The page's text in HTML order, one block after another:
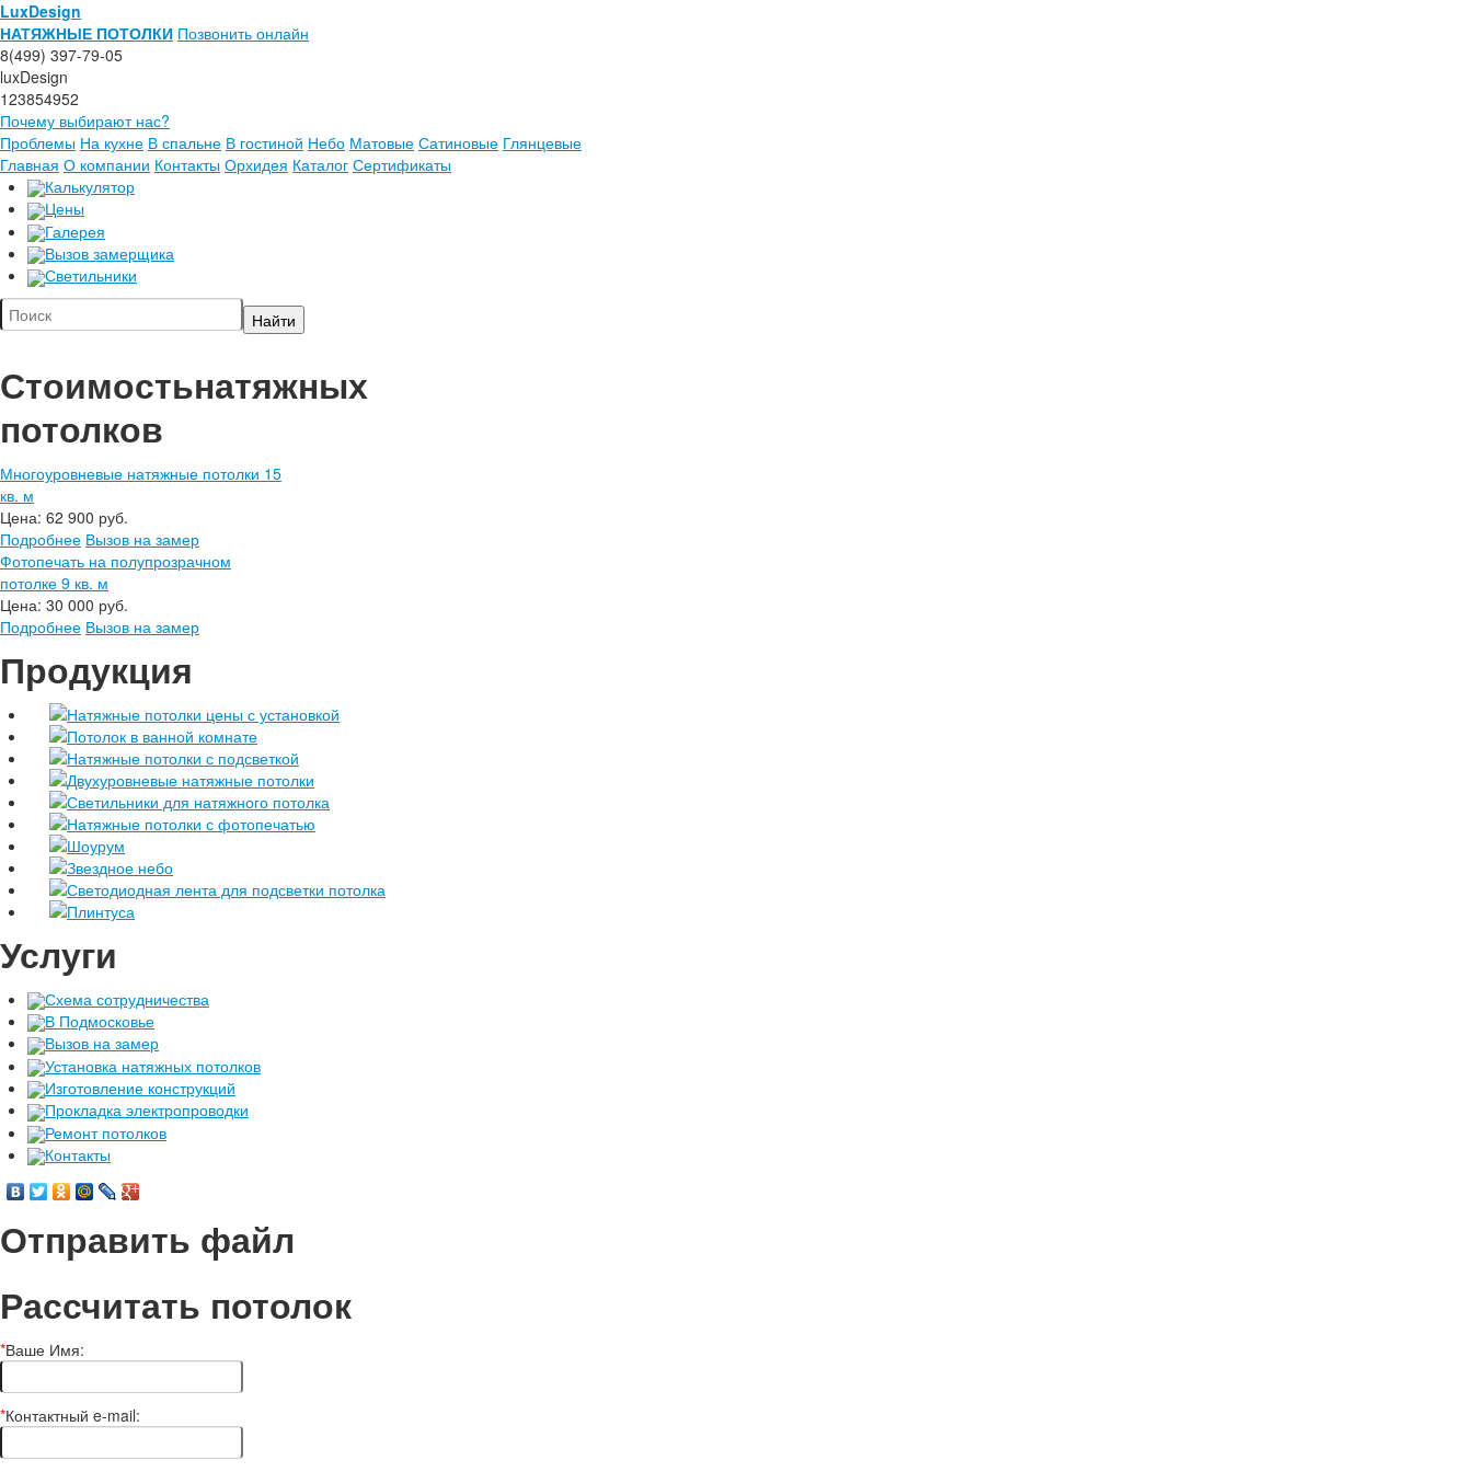
LuxDesign
НАТЯЖНЫЕ ПОТОЛКИ Позвонить онлайн
8(499) 397-79-05
luxDesign
123854952
Почему выбирают нас?
Проблемы На кухне В спальне В гостиной Небо Матовые Сатиновые Глянцевые
Главная О компании Контакты Орхидея Каталог Сертификаты
Калькулятор
Цены
Галерея
Вызов замерщика
Светильники
Стоимостьнатяжных
потолков
Многоуровневые натяжные потолки 15
кв. м
Цена: 62 900 руб.
Подробнее Вызов на замер
Фотопечать на полупрозрачном
потолке 9 кв. м
Цена: 30 000 руб.
Подробнее Вызов на замер
Продукция
Натяжные потолки цены с установкой
Потолок в ванной комнате
Натяжные потолки с подсветкой
Двухуровневые натяжные потолки
Светильники для натяжного потолка
Натяжные потолки с фотопечатью
Шоурум
Звездное небо
Светодиодная лента для подсветки потолка
Плинтуса
Услуги
Схема сотрудничества
В Подмосковье
Вызов на замер
Установка натяжных потолков
Изготовление конструкций
Прокладка электропроводки
Ремонт потолков
Контакты
Отправить файл
Рассчитать потолок
*Ваше Имя:
*Контактный e-mail: